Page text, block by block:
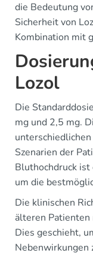
die Bedeutung
Sicherheit von
Kombination mit
Lozol
Die
mg und 2,5 mg.
Szenarien der
Bluthochdruck ist
um die
Die klinischen
älteren Patienten
Dies geschieht,
Nebenwirkungen